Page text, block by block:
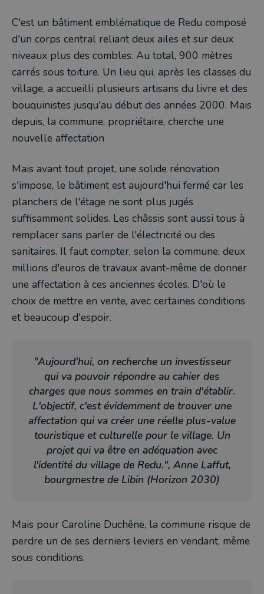
C'est un bâtiment emblématique de Redu composé
d'un corps central reliant deux ailes et sur deux
niveaux plus des combles. Au total, 900 mètres
carrés sous toiture. Un lieu qui, après les classes du
village, a accueilli plusieurs artisans du livre et des
bouquinistes jusqu'au début des années 2000. Mais
depuis, la commune, propriétaire, cherche une
nouvelle affectation
Mais avant tout projet, une solide rénovation
s'impose, le bâtiment est aujourd'hui fermé car les
planchers de l'étage ne sont plus jugés
suffisamment solides. Les châssis sont aussi tous à
remplacer sans parler de l'électricité ou des
sanitaires. Il faut compter, selon la commune, deux
millions d'euros de travaux avant-même de donner
une affectation à ces anciennes écoles. D'où le
choix de mettre en vente, avec certaines conditions
et beaucoup d'espoir.
"Aujourd'hui, on recherche un investisseur
qui va pouvoir répondre au cahier des
charges que nous sommes en train d'établir.
L'objectif, c'est évidemment de trouver une
affectation qui va créer une réelle plus-value
touristique et culturelle pour le village. Un
projet qui va être en adéquation avec
l'identité du village de Redu.", Anne Laffut,
bourgmestre de Libin (Horizon 2030)
Mais pour Caroline Duchêne, la commune risque de
perdre un de ses derniers leviers en vendant, même
sous conditions.